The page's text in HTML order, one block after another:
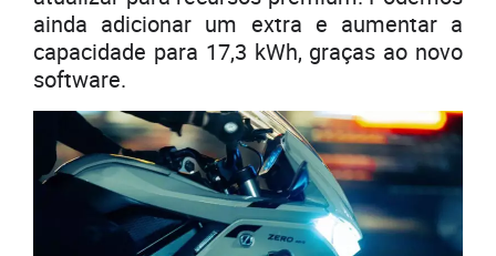
ainda adicionar um extra e aumentar a
capacidade para 17,3 kWh, graças ao novo
software.